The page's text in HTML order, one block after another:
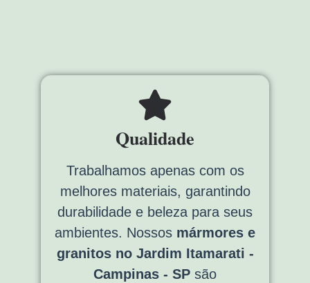
Qualidade
Trabalhamos apenas com os
melhores materiais, garantindo
durabilidade e beleza para seus
ambientes. Nossos mármores e
granitos no Jardim Itamarati -
Campinas - SP são